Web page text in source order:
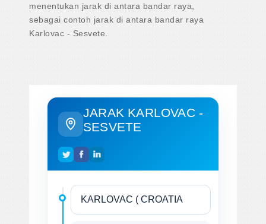
menentukan jarak di antara bandar raya,
sebagai contoh jarak di antara bandar raya
Karlovac - Sesvete.
JARAK KARLOVAC -
SESVETE